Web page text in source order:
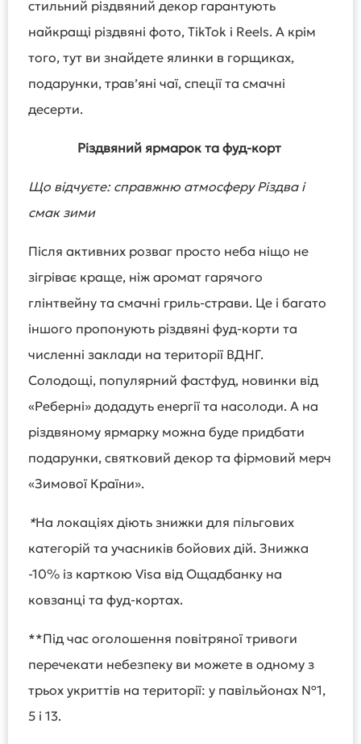
стильний різдвяний декор гарантують
найкращі різдвяні фото, TikTok і Reels. А крім
того, тут ви знайдете ялинки в горщиках,
подарунки, травʼяні чаї, спеції та смачні
десерти.
Різдвяний ярмарок та фуд-корт
Що відчуєте: справжню атмосферу Різдва і
смак зими
Після активних розваг просто неба ніщо не
зігріває краще, ніж аромат гарячого
глінтвейну та смачні гриль-страви. Це і багато
іншого пропонують різдвяні фуд-корти та
численні заклади на території ВДНГ.
Солодощі, популярний фастфуд, новинки від
«Реберні» додадуть енергії та насолоди. А на
різдвяному ярмарку можна буде придбати
подарунки, святковий декор та фірмовий мерч
«Зимової Країни».
*На локаціях діють знижки для пільгових
категорій та учасників бойових дій. Знижка
-10% із карткою Visa від Ощадбанку на
ковзанці та фуд-кортах.
**Під час оголошення повітряної тривоги
перечекати небезпеку ви можете в одному з
трьох укриттів на території: у павільйонах №1,
5 і 13.